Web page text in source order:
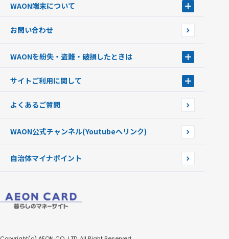
G.G WAON
WAONカード・WAONカードプラス
モバイルWAON
提携WAONカード
WAON端末について
WAONネットステーション
新型WAONステーション
WAONチャージャーmini
お問い合わせ
WAONを紛失・盗難・破損したときは
WAONカードの拾得について
サイトご利用に関して
企業情報
よくあるご質問
WAON公式チャンネル(Youtubeへリンク)
自治体マイナポイント